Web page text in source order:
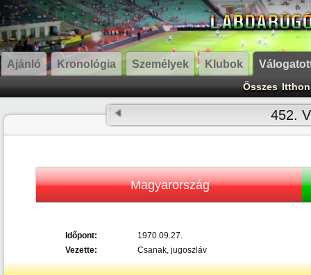
Ajánló Kronológia Személyek Klubok
Összes Itthon
452.
Magyarország
Időpont:
1970.09.27.
Vezette:
Csanak, jugoszláv